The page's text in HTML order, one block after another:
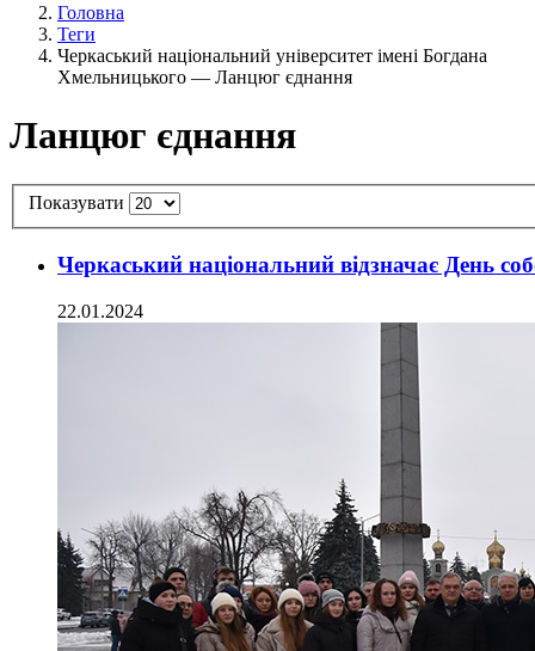
Головна
Теги
Черкаський національний університет імені Богдана
Хмельницького — Ланцюг єднання
Ланцюг єднання
Показувати
Черкаський національний відзначає День
22.01.2024